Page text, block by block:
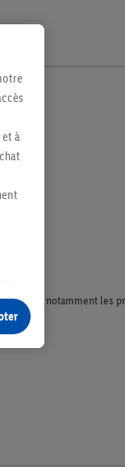
notamment les
à